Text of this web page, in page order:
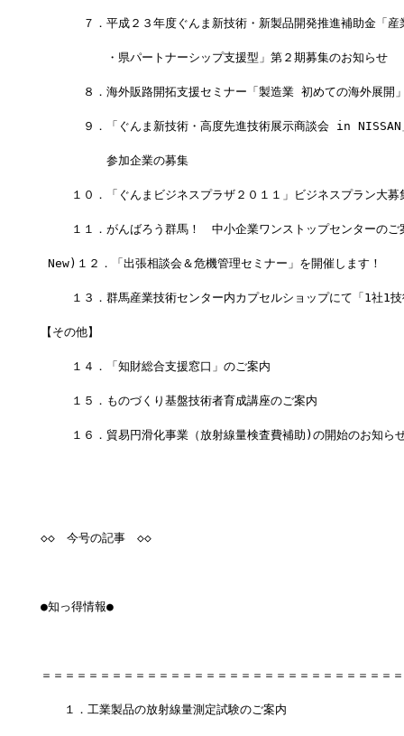
７．平成２３年度ぐんま新技術・新製品開発推進補助金「産
・県パートナーシップ支援型」第２期募集のお知ら
８．海外販路開拓支援セミナー「製造業 初めての海外展開
９．「ぐんま新技術・高度先進技術展示商談会 in NISSAN
参加企業の募集　　　　　　　　　　　　　　　　　　
１０．「ぐんまビジネスプラザ２０１１」ビジネスプラン大
１１．がんばろう群馬！　中小企業ワンストップセンターのご
New)１２．「出張相談会＆危機管理セミナー」を開催します
１３．群馬産業技術センター内カプセルショップにて「1社1技
【その他】
１４．「知財総合支援窓口」のご案内
１５．ものづくり基盤技術者育成講座のご案内　　　　　　
１６．貿易円滑化事業（放射線量検査費補助)の開始のお知ら
◇◇　今号の記事　◇◇
●知っ得情報●
＝＝＝＝＝＝＝＝＝＝＝＝＝＝＝＝＝＝＝＝＝＝＝＝＝＝＝＝＝＝
１．工業製品の放射線量測定試験のご案内